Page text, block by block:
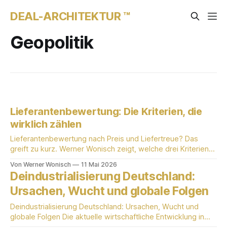
DEAL-ARCHITEKTUR ™
Geopolitik
Lieferantenbewertung: Die Kriterien, die
wirklich zählen
Lieferantenbewertung nach Preis und Liefertreue? Das
greift zu kurz. Werner Wonisch zeigt, welche drei Kriterien
Resilienz, geopolitischer Standort und finanzielle Härte.
Von Werner Wonisch 11 Mai 2026
Deindustrialisierung Deutschland:
Ursachen, Wucht und globale Folgen
Deindustrialisierung Deutschland: Ursachen, Wucht und
globale Folgen Die aktuelle wirtschaftliche Entwicklung in